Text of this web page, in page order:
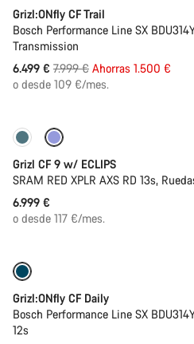
Grizl:ONfly CF Trail
Bosch Performance Line SX
Transmission
6.499 € Precio
original
7.999 € Ahorras 1.500 €
o desde 109 €/mes.
Disponible
Grizl CF 9 w/ ECLIPS
SRAM RED XPLR AXS RD 13s,
6.999 €
o desde 117 €/mes.
Grizl:ONfly CF Daily
Bosch Performance Line SX
12s